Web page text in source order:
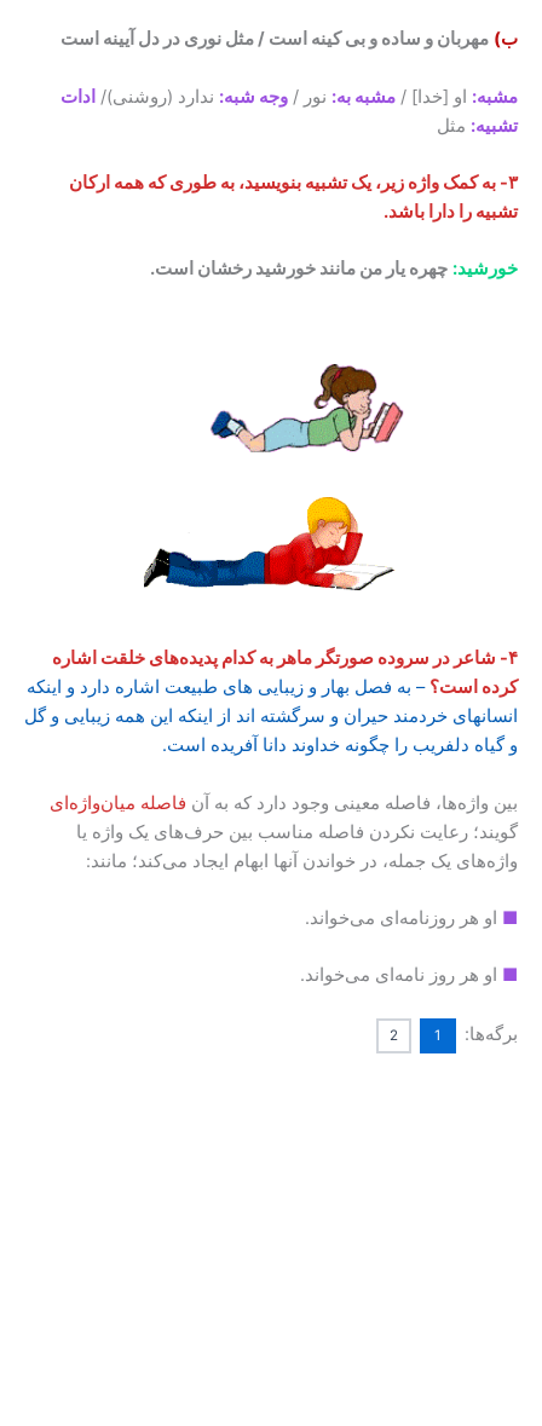
ب) مهربان و ساده و بی کینه است / مثل نوری در دل آیینه است
مشبه: او [خدا] / مشبه به: نور / وجه شبه: ندارد (روشنی)/ ادات
تشبیه: مثل
۳- به کمک واژه زیر، یک تشبیه بنویسید، به طوری که همه ارکان
تشبیه را دارا باشد.
خورشید: چهره یار من مانند خورشید رخشان است.
۴- شاعر در سروده صورتگر ماهر به کدام پدیده‌های خلقت اشاره
کرده است؟ – به فصل بهار و زیبایی های طبیعت اشاره دارد و اینکه
انسانهای خردمند حیران و سرگشته اند از اینکه این همه زیبایی و گل
و گیاه دلفریب را چگونه خداوند دانا آفریده است.
بین واژه‌ها، فاصله معینی وجود دارد که به آن فاصله میان‌واژه‌ای
گویند؛ رعایت نکردن فاصله مناسب بین حرف‌های یک واژه یا
واژه‌های یک جمله، در خواندن آنها ابهام ایجاد می‌کند؛ مانند:
■ او هر روزنامه‌ای می‌خواند.
■ او هر روز نامه‌ای می‌خواند.
برگه‌ها: 1
2